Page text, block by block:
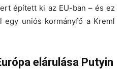
épített ki az EU-ban – és ez
egy uniós kormányfő a Kreml
elárulása Putyin